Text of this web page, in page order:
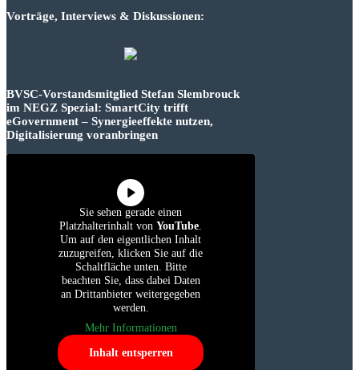
Vorträge, Interviews & Diskussionen:
BVSC-Vorstandsmitglied Stefan Slembrouck
im NEGZ Spezial: SmartCity trifft
eGovernment – Synergieeffekte nutzen,
Digitalisierung voranbringen
Sie sehen gerade einen
Platzhalterinhalt von YouTube.
Um auf den eigentlichen Inhalt
zuzugreifen, klicken Sie auf die
Schaltfläche unten. Bitte
beachten Sie, dass dabei Daten
an Drittanbieter weitergegeben
werden.
Mehr Informationen
Inhalt entsperren